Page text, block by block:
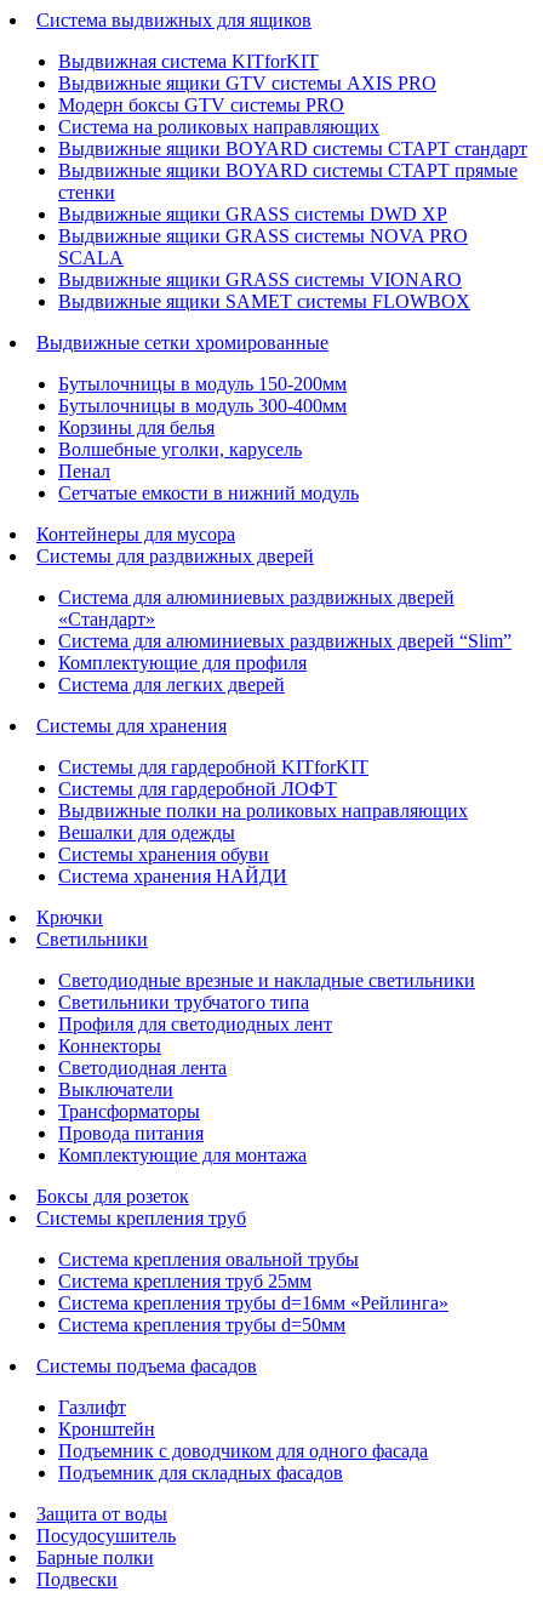
Система выдвижных для ящиков
Выдвижная система KITforKIT
Выдвижные ящики GTV системы AXIS PRO
Модерн боксы GTV системы PRO
Система на роликовых направляющих
Выдвижные ящики BOYARD системы СТАРТ стандарт
Выдвижные ящики BOYARD системы СТАРТ прямые
стенки
Выдвижные ящики GRASS системы DWD XP
Выдвижные ящики GRASS системы NOVA PRO
SCALA
Выдвижные ящики GRASS системы VIONARO
Выдвижные ящики SAMET системы FLOWBOX
Выдвижные сетки хромированные
Бутылочницы в модуль 150-200мм
Бутылочницы в модуль 300-400мм
Корзины для белья
Волшебные уголки, карусель
Пенал
Cетчатые емкости в нижний модуль
Контейнеры для мусора
Системы для раздвижных дверей
Система для алюминиевых раздвижных дверей
«Стандарт»
Система для алюминиевых раздвижных дверей “Slim”
Комплектующие для профиля
Система для легких дверей
Системы для хранения
Системы для гардеробной KITforKIT
Системы для гардеробной ЛОФТ
Выдвижные полки на роликовых направляющих
Вешалки для одежды
Системы хранения обуви
Система хранения НАЙДИ
Крючки
Светильники
Светодиодные врезные и накладные светильники
Светильники трубчатого типа
Профиля для светодиодных лент
Коннекторы
Светодиодная лента
Выключатели
Трансформаторы
Провода питания
Комплектующие для монтажа
Боксы для розеток
Системы крепления труб
Система крепления овальной трубы
Система крепления труб 25мм
Система крепления трубы d=16мм «Рейлинга»
Система крепления трубы d=50мм
Системы подъема фасадов
Газлифт
Кронштейн
Подъемник с доводчиком для одного фасада
Подъемник для складных фасадов
Защита от воды
Посудосушитель
Барные полки
Подвески